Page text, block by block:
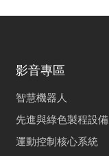
影音專區
智慧機器人
先進與綠色製程設備
運動控制核心系統